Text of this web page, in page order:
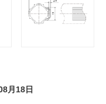
月18日